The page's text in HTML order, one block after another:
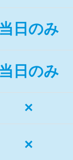
当日のみ
当日のみ
×
×